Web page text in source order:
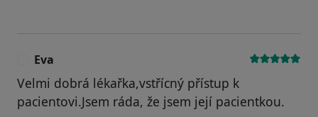
Eva
Velmi dobrá lékařka,vstřícný přístup k
pacientovi.Jsem ráda, že jsem její pacientkou.